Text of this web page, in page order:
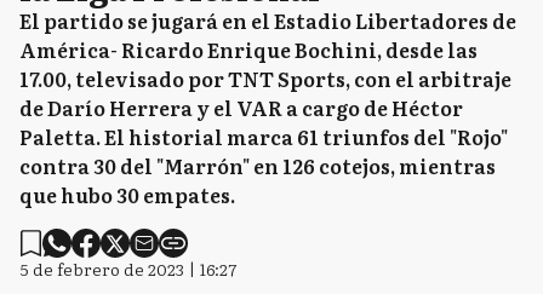
El partido se jugará en el Estadio Libertadores de
América- Ricardo Enrique Bochini, desde las
17.00, televisado por TNT Sports, con el arbitraje
de Darío Herrera y el VAR a cargo de Héctor
Paletta. El historial marca 61 triunfos del "Rojo"
contra 30 del "Marrón" en 126 cotejos, mientras
que hubo 30 empates.
5 de febrero de 2023 | 16:27